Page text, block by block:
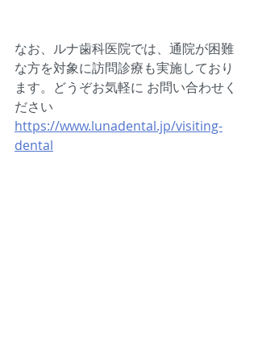
なお、ルナ歯科医院では、通院が困難
な方を対象に訪問診療も実施しており
ます。どうぞお気軽に お問い合わせく
ださい
https://www.lunadental.jp/visiting-
dental